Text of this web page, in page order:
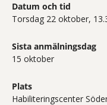
Datum och tid
Torsdag 22 oktober,
Sista anmälningsdag
15 oktober
Plats
Habiliteringscenter